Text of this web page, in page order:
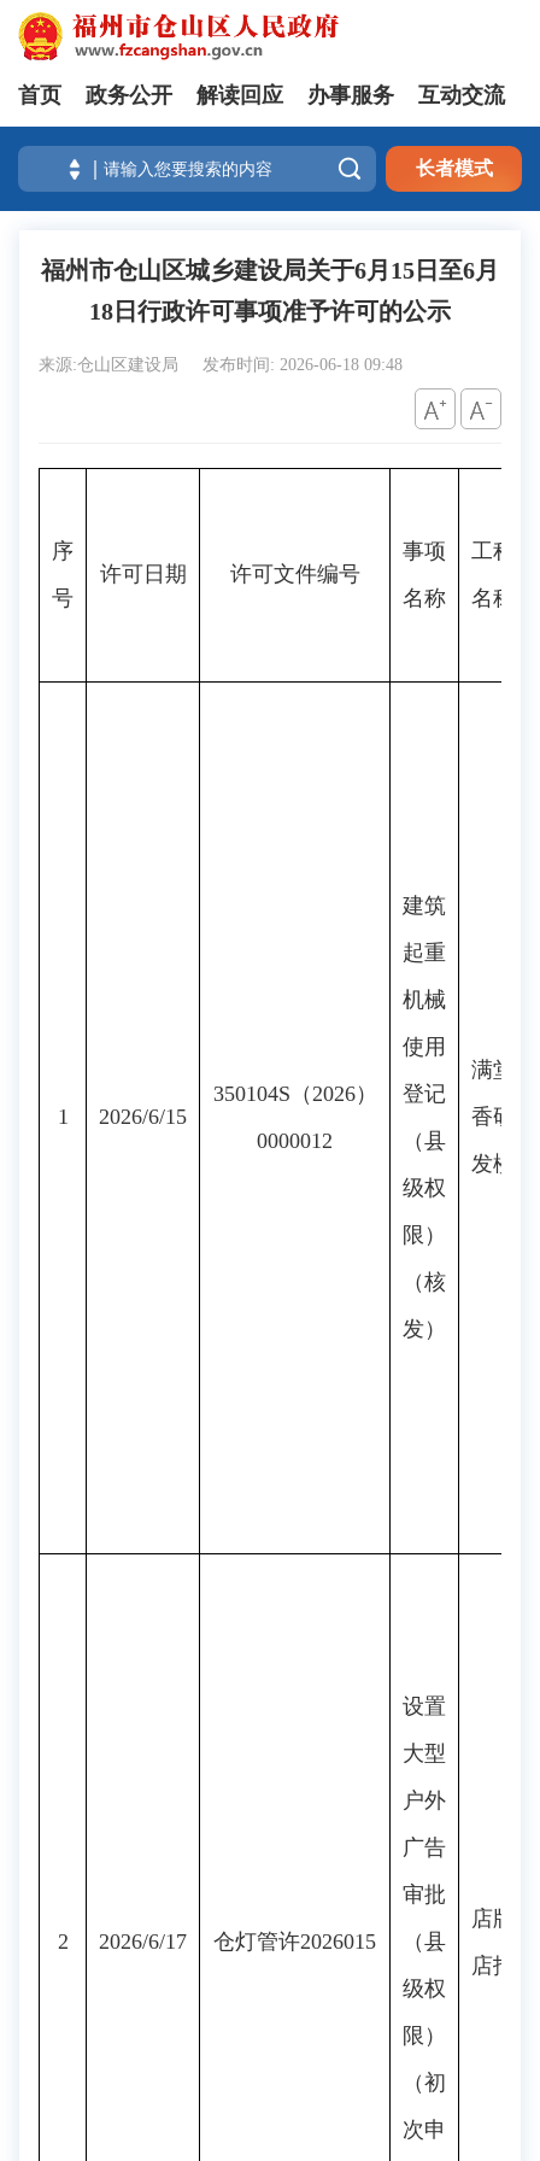
首页 政务公开 解读回应 办事服务 互动交流
 长者模式
福州市仓山区城乡建设局关于6月15日至6月
18日行政许可事项准予许可的公示
来源:仓山区建设局 发布时间: 2026-06-18 09:48
序
号
许可日期 许可文件编号
事项
名称
工程
名称
1 2026/6/15
350104S（2026）
0000012
建筑
起重
机械
使用
登记
（县
级权
限）
（核
发）
满堂
香研
发楼
2 2026/6/17 仓灯管许2026015
设置
大型
户外
广告
审批
（县
级权
限）
（初
次申
店牌
店招